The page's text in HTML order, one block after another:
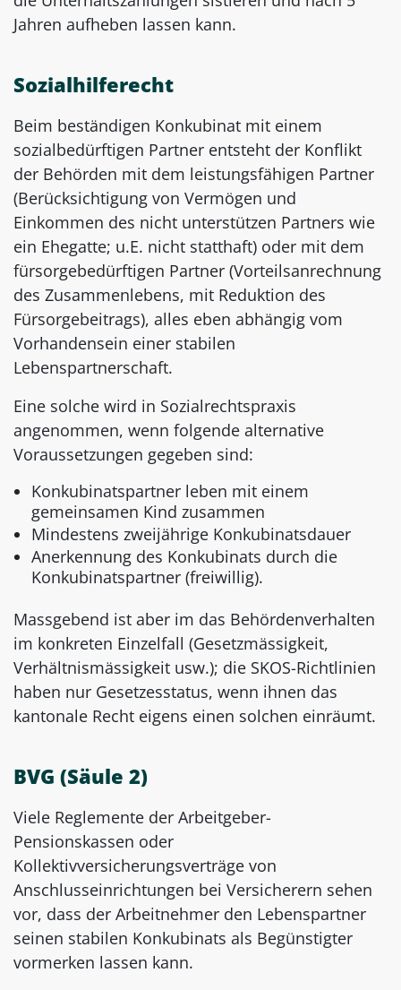
Jahren aufheben lassen kann.
Sozialhilferecht
Beim beständigen Konkubinat mit einem
sozialbedürftigen Partner entsteht der Konflikt
der Behörden mit dem leistungsfähigen Partner
(Berücksichtigung von Vermögen und
Einkommen des nicht unterstützen Partners wie
ein Ehegatte; u.E. nicht statthaft) oder mit dem
fürsorgebedürftigen Partner (Vorteilsanrechnung
des Zusammenlebens, mit Reduktion des
Fürsorgebeitrags), alles eben abhängig vom
Vorhandensein einer stabilen
Lebenspartnerschaft.
Eine solche wird in Sozialrechtspraxis
angenommen, wenn folgende alternative
Voraussetzungen gegeben sind:
Konkubinatspartner leben mit einem
gemeinsamen Kind zusammen
Mindestens zweijährige Konkubinatsdauer
Anerkennung des Konkubinats durch die
Konkubinatspartner (freiwillig).
Massgebend ist aber im das Behördenverhalten
im konkreten Einzelfall (Gesetzmässigkeit,
Verhältnismässigkeit usw.); die SKOS-Richtlinien
haben nur Gesetzesstatus, wenn ihnen das
kantonale Recht eigens einen solchen einräumt.
BVG (Säule 2)
Viele Reglemente der Arbeitgeber-
Pensionskassen oder
Kollektivversicherungsverträge von
Anschlusseinrichtungen bei Versicherern sehen
vor, dass der Arbeitnehmer den Lebenspartner
seinen stabilen Konkubinats als Begünstigter
vormerken lassen kann.